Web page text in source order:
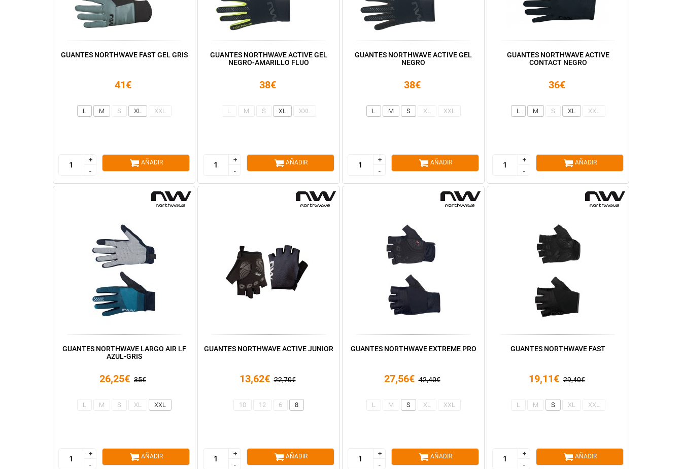
GUANTES NORTHWAVE FAST GEL GRIS
41€
L M S XL XXL
+
-
+
-
AÑADIR
GUANTES NORTHWAVE ACTIVE GEL
NEGRO-AMARILLO FLUO
38€
L M S XL XXL
+
-
+
-
AÑADIR
GUANTES NORTHWAVE ACTIVE GEL
NEGRO
38€
L M S XL XXL
+
-
+
-
AÑADIR
GUANTES NORTHWAVE ACTIVE
CONTACT NEGRO
36€
L M S XL XXL
+
-
+
-
AÑADIR
GUANTES NORTHWAVE LARGO AIR LF
AZUL-GRIS
26,25€ 35€
L M S XL XXL
+
-
+
-
AÑADIR
GUANTES NORTHWAVE ACTIVE JUNIOR
13,62€ 22,70€
10 12 6 8
+
-
+
-
AÑADIR
GUANTES NORTHWAVE EXTREME PRO
27,56€ 42,40€
L M S XL XXL
+
-
+
-
AÑADIR
GUANTES NORTHWAVE FAST
19,11€ 29,40€
L M S XL XXL
+
-
+
-
AÑADIR